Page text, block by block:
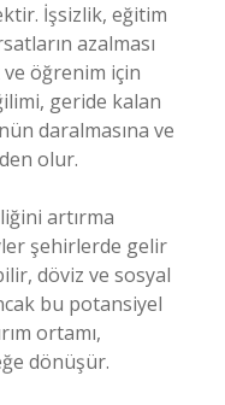
İşsizlik, eğitim
azalması
öğrenim için
geride kalan
daralmasına ve
olur.
artırma
şehirlerde gelir
döviz ve sosyal
bu potansiyel
ortamı,
dönüşür.